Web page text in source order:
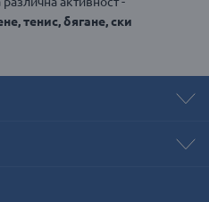
тенис, бягане, ски